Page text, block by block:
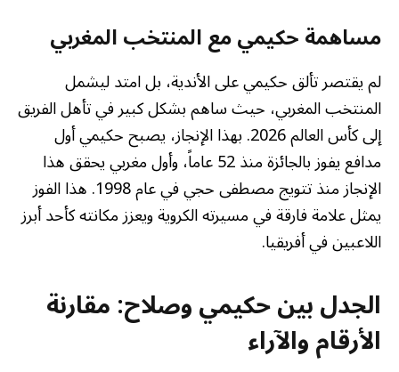
مساهمة حكيمي مع المنتخب المغربي
لم يقتصر تألق حكيمي على الأندية، بل امتد ليشمل
المنتخب المغربي، حيث ساهم بشكل كبير في تأهل الفريق
إلى كأس العالم 2026. بهذا الإنجاز، يصبح حكيمي أول
مدافع يفوز بالجائزة منذ 52 عاماً، وأول مغربي يحقق هذا
الإنجاز منذ تتويج مصطفى حجي في عام 1998. هذا الفوز
يمثل علامة فارقة في مسيرته الكروية ويعزز مكانته كأحد أبرز
اللاعبين في أفريقيا.
الجدل بين حكيمي وصلاح: مقارنة
الأرقام والآراء